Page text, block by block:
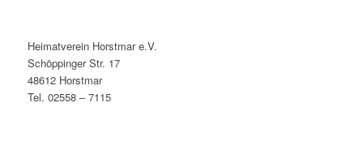
Heimatverein Horstmar e.V.
Schöppinger Str. 17
48612 Horstmar
Tel. 02558 – 7115